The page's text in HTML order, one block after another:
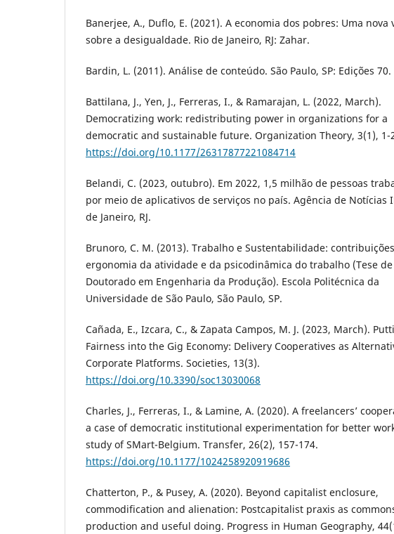
Banerjee, A., Duflo, E. (2021). A economia dos pobres: Uma nova
sobre a desigualdade. Rio de Janeiro, RJ: Zahar.
Bardin, L. (2011). Análise de conteúdo. São Paulo, SP: Edições 70.
Battilana, J., Yen, J., Ferreras, I., & Ramarajan, L. (2022, March).
Democratizing work: redistributing power in organizations for a
democratic and sustainable future. Organization Theory, 3(1), 1-
https://doi.org/10.1177/26317877221084714
Belandi, C. (2023, outubro). Em 2022, 1,5 milhão de pessoas
por meio de aplicativos de serviços no país. Agência de Notícias
de Janeiro, RJ.
Brunoro, C. M. (2013). Trabalho e Sustentabilidade:
ergonomia da atividade e da psicodinâmica do trabalho (Tese de
Doutorado em Engenharia da Produção). Escola Politécnica da
Universidade de São Paulo, São Paulo, SP.
Cañada, E., Izcara, C., & Zapata Campos, M. J. (2023, March).
Fairness into the Gig Economy: Delivery Cooperatives as
Corporate Platforms. Societies, 13(3).
https://doi.org/10.3390/soc13030068
Charles, J., Ferreras, I., & Lamine, A. (2020). A freelancers’
a case of democratic institutional experimentation for better
study of SMart-Belgium. Transfer, 26(2), 157-174.
https://doi.org/10.1177/1024258920919686
Chatterton, P., & Pusey, A. (2020). Beyond capitalist enclosure,
commodification and alienation: Postcapitalist praxis as
production and useful doing. Progress in Human Geography,